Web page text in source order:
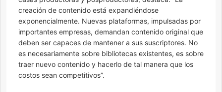
creación de contenido está expandiéndose
exponencialmente. Nuevas plataformas, impulsadas por
importantes empresas, demandan contenido original que
deben ser capaces de mantener a sus suscriptores. No
es necesariamente sobre bibliotecas existentes, es sobre
traer nuevo contenido y hacerlo de tal manera que los
costos sean competitivos”.